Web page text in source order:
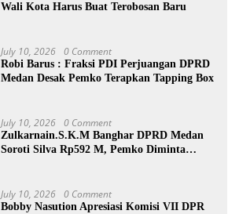
Wali Kota Harus Buat Terobosan Baru
July 10, 2026 0 Comment
Robi Barus : Fraksi PDI Perjuangan DPRD
Medan Desak Pemko Terapkan Tapping Box
July 10, 2026 0 Comment
Zulkarnain.S.K.M Banghar DPRD Medan
Soroti Silva Rp592 M, Pemko Diminta
July 10, 2026 0 Comment
Bobby Nasution Apresiasi Komisi VII DPR